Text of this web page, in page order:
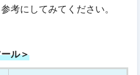
考にしてみてください。
ル＞